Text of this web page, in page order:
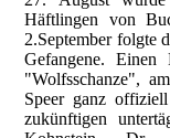
Häftlingen von
2.September folgte
Gefangene.
"Wolfsschanze",
Speer ganz
zukünftigen